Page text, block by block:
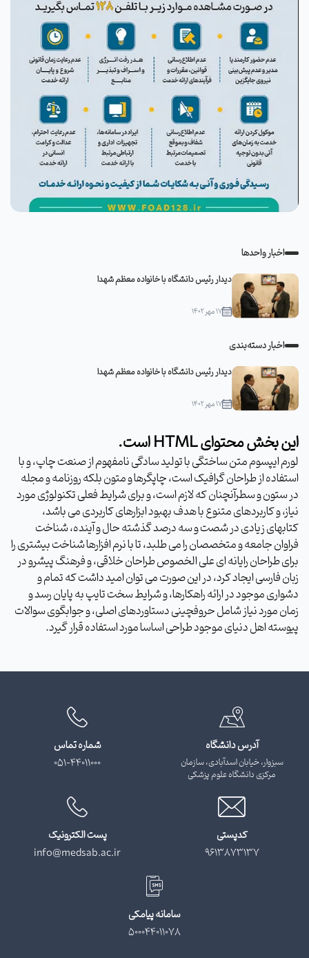
اخبار واحدها
دیدار رئیس دانشگاه با خانواده معظم شهدا
۱۷ مهر ۱۴۰۲
اخبار دسته‌بندی
دیدار رئیس دانشگاه با خانواده معظم شهدا
۱۷ مهر ۱۴۰۲
این بخش محتوای HTML است.
لورم ایپسوم متن ساختگی با تولید سادگی نامفهوم از صنعت چاپ، و با
استفاده از طراحان گرافیک است، چاپگرها و متون بلکه روزنامه و مجله
در ستون و سطرآنچنان که لازم است، و برای شرایط فعلی تکنولوژی مورد
نیاز، و کاربردهای متنوع با هدف بهبود ابزارهای کاربردی می باشد،
کتابهای زیادی در شصت و سه درصد گذشته حال و آینده، شناخت
فراوان جامعه و متخصصان را می طلبد، تا با نرم افزارها شناخت بیشتری را
برای طراحان رایانه ای علی الخصوص طراحان خلاقی، و فرهنگ پیشرو در
زبان فارسی ایجاد کرد، در این صورت می توان امید داشت که تمام و
دشواری موجود در ارائه راهکارها، و شرایط سخت تایپ به پایان رسد و
زمان مورد نیاز شامل حروفچینی دستاوردهای اصلی، و جوابگوی سوالات
پیوسته اهل دنیای موجود طراحی اساسا مورد استفاده قرار گیرد.
آدرس دانشگاه
سبزوار، خیابان اسدآبادی، سازمان
مرکزی دانشگاه علوم پزشکی
شماره تماس
051-44011000
کدپستی
9613873137
پست الکترونیک
info@medsab.ac.ir
سامانه پیامکی
500044011078